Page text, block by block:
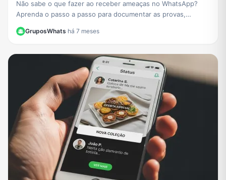
Não sabe o que fazer ao receber ameaças no WhatsApp?
Aprenda o passo a passo para documentar as provas,
GruposWhats·há 7 meses